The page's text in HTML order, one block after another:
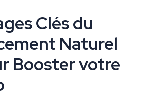
Clés du
Naturel
Booster votre